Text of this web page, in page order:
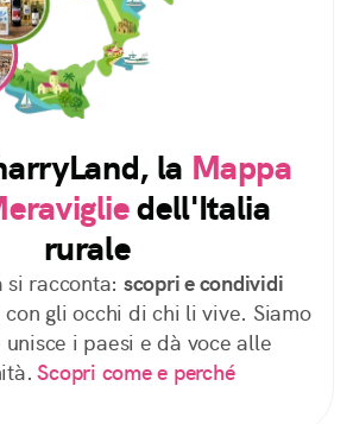
la Mappa
dell'Italia
rurale
si racconta: scopri e condividi
con gli occhi di chi li vive. Siamo
unisce i paesi e dà voce alle
Scopri come e perché